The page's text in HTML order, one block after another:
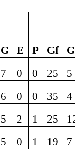
G E P Gf
7 0 0 25
5
6 0 0 35
4
5 2 1 25
5 0 1 19
7